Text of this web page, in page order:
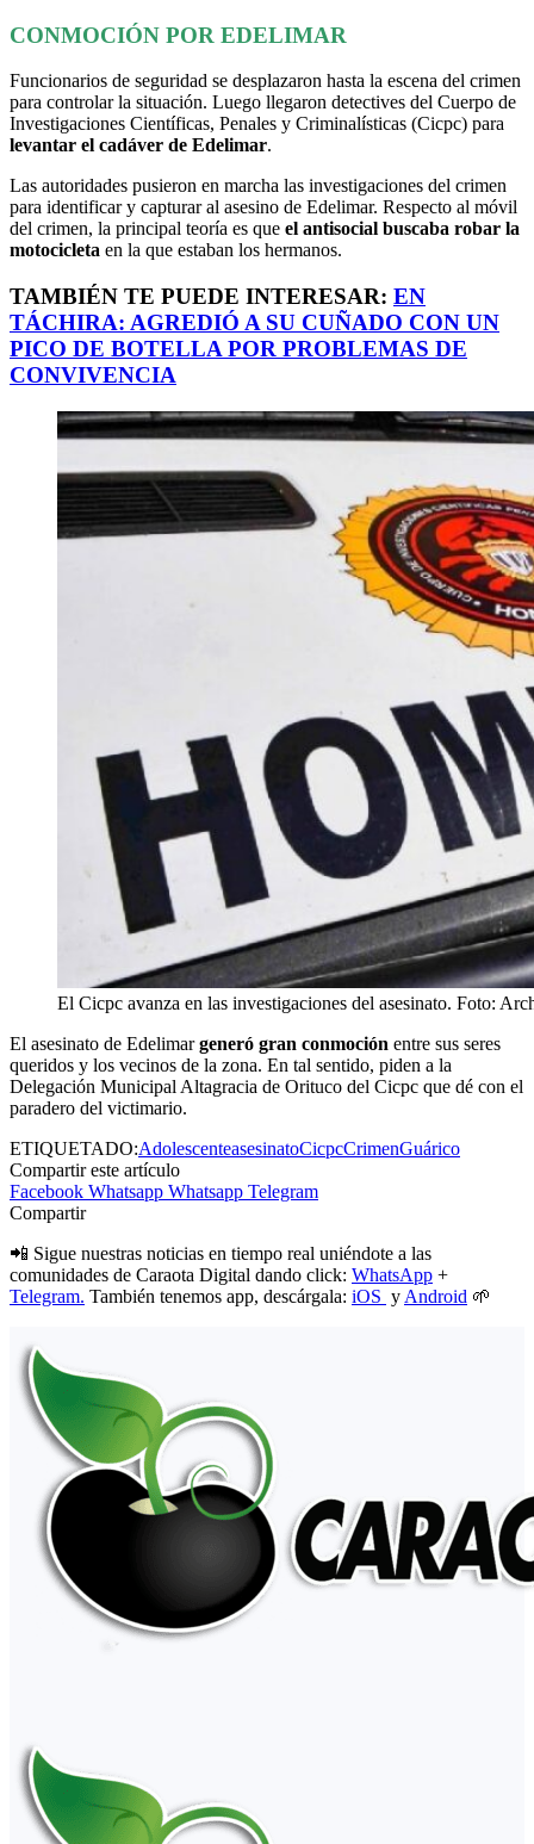
CONMOCIÓN POR EDELIMAR
Funcionarios de seguridad se desplazaron hasta la escena del crimen
para controlar la situación. Luego llegaron detectives del Cuerpo de
Investigaciones Científicas, Penales y Criminalísticas (Cicpc) para
levantar el cadáver de Edelimar.
Las autoridades pusieron en marcha las investigaciones del crimen
para identificar y capturar al asesino de Edelimar. Respecto al móvil
del crimen, la principal teoría es que el antisocial buscaba robar la
motocicleta en la que estaban los hermanos.
TAMBIÉN TE PUEDE INTERESAR: EN
TÁCHIRA: AGREDIÓ A SU CUÑADO CON UN
PICO DE BOTELLA POR PROBLEMAS DE
CONVIVENCIA
El Cicpc avanza en las investigaciones del asesinato. Foto:
El asesinato de Edelimargeneró gran conmoción entre sus seres
queridos y los vecinos de la zona. En tal sentido, piden a la
Delegación Municipal Altagracia de Orituco del Cicpc que dé con el
paradero del victimario.
ETIQUETADO:AdolescenteasesinatoCicpcCrimenGuárico
Compartir este artículo
Facebook Whatsapp Whatsapp Telegram
Compartir
📲 Sigue nuestras noticias en tiempo real uniéndote a las
comunidades de Caraota Digital dando click: WhatsApp +
Telegram. También tenemos app, descárgala: iOS y Android 🌱